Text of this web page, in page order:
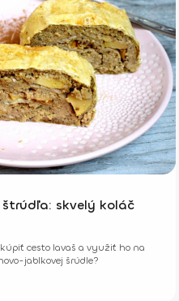
skvelý koláč
cesto lavaš a využiť ho na
jablkovej šrúdle?